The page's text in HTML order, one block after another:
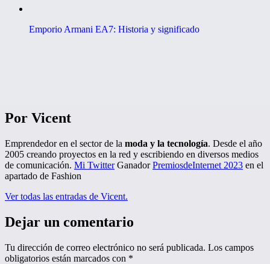
Emporio Armani EA7: Historia y significado
Por Vicent
Emprendedor en el sector de la moda y la tecnología. Desde el año
2005 creando proyectos en la red y escribiendo en diversos medios
de comunicación. Mi TwitterGanadorPremiosdeInternet 2023 en el
apartado de Fashion
Ver todas las entradas de Vicent.
Dejar un comentario
Tu dirección de correo electrónico no será publicada. Los campos
obligatorios están marcados con *